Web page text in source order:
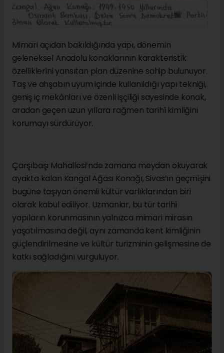
Mimari açıdan bakıldığında yapı, dönemin
geleneksel Anadolu konaklarının karakteristik
özelliklerini yansıtan plan düzenine sahip bulunuyor.
Taş ve ahşabın uyum içinde kullanıldığı yapı tekniği,
geniş iç mekânları ve özenli işçiliği sayesinde konak,
aradan geçen uzun yıllara rağmen tarihî kimliğini
korumayı sürdürüyor.
Çarşıbaşı Mahallesi’nde zamana meydan okuyarak
ayakta kalan Kangal Ağası Konağı, Sivas’ın geçmişini
bugüne taşıyan önemli kültür varlıklarından biri
olarak kabul ediliyor. Uzmanlar, bu tür tarihî
yapıların korunmasının yalnızca mimari mirasın
yaşatılmasına değil, aynı zamanda kent kimliğinin
güçlendirilmesine ve kültür turizminin gelişmesine de
katkı sağladığını vurguluyor.